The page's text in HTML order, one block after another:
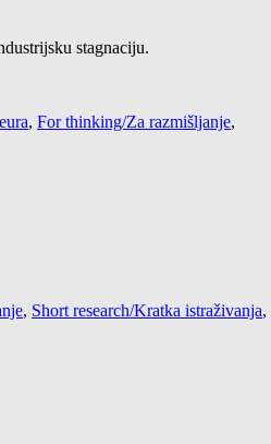
stagnaciju.
, For thinking/Za razmišljanje,
, Short research/Kratka istraživanja,